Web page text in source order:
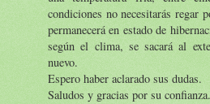
condiciones no necesitarás regar
permanecerá en estado de
según el clima, se sacará al
nuevo.
Espero haber aclarado sus dudas.
Saludos y gracias por su confianza.